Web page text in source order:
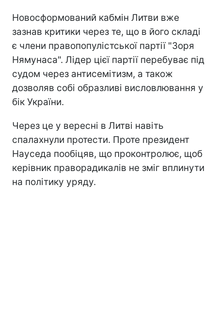
Новосформований кабмін Литви вже
зазнав критики через те, що в його складі
є члени правопопулістської партії "Зоря
Нямунаса". Лідер цієї партії перебуває під
судом через антисемітизм, а також
дозволяв собі образливі висловлювання у
бік України.
Через це у вересні в Литві навіть
спалахнули протести. Проте президент
Науседа пообіцяв, що проконтролює, щоб
керівник праворадикалів не зміг вплинути
на політику уряду.